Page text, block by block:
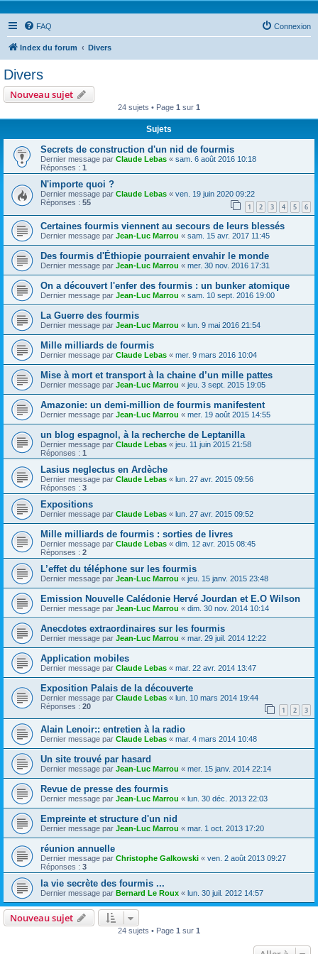
FAQ Connexion
Index du forum Divers
Divers
Nouveau sujet
24 sujets • Page 1 sur 1
Sujets
Secrets de construction d'un nid de fourmis
Dernier message par Claude Lebas « sam. 6 août 2016 10:18
Réponses : 1
N'importe quoi ?
Dernier message par Claude Lebas « ven. 19 juin 2020 09:22
Réponses : 55 1 2 3 4 5 6
Certaines fourmis viennent au secours de leurs blessés
Dernier message par Jean-Luc Marrou « sam. 15 avr. 2017 11:45
Des fourmis d'Éthiopie pourraient envahir le monde
Dernier message par Jean-Luc Marrou « mer. 30 nov. 2016 17:31
On a découvert l'enfer des fourmis : un bunker atomique
Dernier message par Jean-Luc Marrou « sam. 10 sept. 2016 19:00
La Guerre des fourmis
Dernier message par Jean-Luc Marrou « lun. 9 mai 2016 21:54
Mille milliards de fourmis
Dernier message par Claude Lebas « mer. 9 mars 2016 10:04
Mise à mort et transport à la chaine d’un mille pattes
Dernier message par Jean-Luc Marrou « jeu. 3 sept. 2015 19:05
Amazonie: un demi-million de fourmis manifestent
Dernier message par Jean-Luc Marrou « mer. 19 août 2015 14:55
un blog espagnol, à la recherche de Leptanilla
Dernier message par Claude Lebas « jeu. 11 juin 2015 21:58
Réponses : 1
Lasius neglectus en Ardèche
Dernier message par Claude Lebas « lun. 27 avr. 2015 09:56
Réponses : 3
Expositions
Dernier message par Claude Lebas « lun. 27 avr. 2015 09:52
Mille milliards de fourmis : sorties de livres
Dernier message par Claude Lebas « dim. 12 avr. 2015 08:45
Réponses : 2
L’effet du téléphone sur les fourmis
Dernier message par Jean-Luc Marrou « jeu. 15 janv. 2015 23:48
Emission Nouvelle Calédonie Hervé Jourdan et E.O Wilson
Dernier message par Jean-Luc Marrou « dim. 30 nov. 2014 10:14
Anecdotes extraordinaires sur les fourmis
Dernier message par Jean-Luc Marrou « mar. 29 juil. 2014 12:22
Application mobiles
Dernier message par Claude Lebas « mar. 22 avr. 2014 13:47
Exposition Palais de la découverte
Dernier message par Claude Lebas « lun. 10 mars 2014 19:44
Réponses : 20 1 2 3
Alain Lenoir:: entretien à la radio
Dernier message par Claude Lebas « mar. 4 mars 2014 10:48
Un site trouvé par hasard
Dernier message par Jean-Luc Marrou « mer. 15 janv. 2014 22:14
Revue de presse des fourmis
Dernier message par Jean-Luc Marrou « lun. 30 déc. 2013 22:03
Empreinte et structure d'un nid
Dernier message par Jean-Luc Marrou « mar. 1 oct. 2013 17:20
réunion annuelle
Dernier message par Christophe Galkowski « ven. 2 août 2013 09:27
Réponses : 3
la vie secrète des fourmis ...
Dernier message par Bernard Le Roux « lun. 30 juil. 2012 14:57
Nouveau sujet
24 sujets • Page 1 sur 1